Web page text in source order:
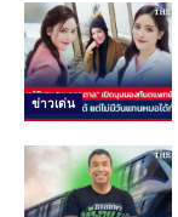
ข่าวเด่น